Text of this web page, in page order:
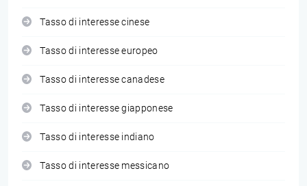
Tasso di interesse cinese
Tasso di interesse europeo
Tasso di interesse canadese
Tasso di interesse giapponese
Tasso di interesse indiano
Tasso di interesse messicano